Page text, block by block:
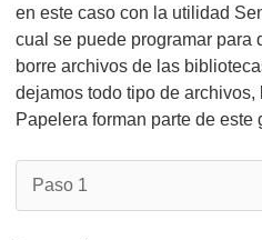
en este caso con la utilidad
cual se puede programar para
borre archivos de las
dejamos todo tipo de
Papelera forman parte de este
Paso 1